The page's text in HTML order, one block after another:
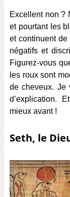
Excellent non ?
et pourtant les
et continuent
négatifs et
Figurez-vous
les roux sont
de cheveux. Je
d’explication.
mieux avant !
Seth, le